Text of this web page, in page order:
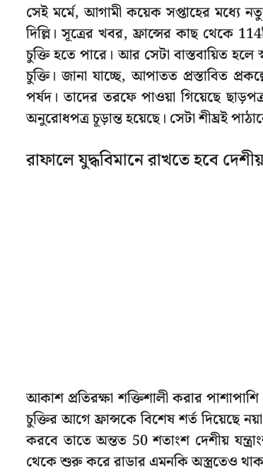
সেই মর্মে, আগামী কয়েক সপ্তাহের মধ্যে
দিল্লি। সূত্রের খবর, ফ্রান্সের কাছ থেকে
চুক্তি হতে পারে। আর সেটা বাস্তবায়িত হলে
চুক্তি। জানা যাচ্ছে, আপাতত প্রস্তাবিত
পর্ষদ। তাদের তরফে পাওয়া গিয়েছে
অনুরোধপত্র চূড়ান্ত হয়েছে। সেটা শীঘ্রই
রাফালে যুদ্ধবিমানে রাখতে হবে
আকাশ প্রতিরক্ষা শক্তিশালী করার
চুক্তির আগে ফ্রান্সকে বিশেষ শর্ত দিয়েছে
করবে তাতে অন্তত 50 শতাংশ দেশীয়
থেকে শুরু করে রাডার এমনকি অস্ত্রতেও